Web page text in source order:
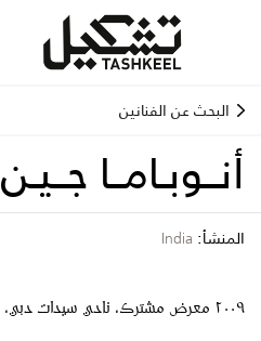
البحث عن الفنانين
أنــوبـامــا جــيـن
المنشأ: India
٢٠٠٩ معرض مشترك، نادي سيدات دبي، دبي، الإمارات العربية المتحدة